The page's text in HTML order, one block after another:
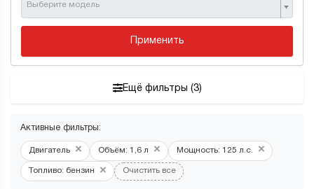
Выберите модель
Применить
Ещё фильтры (3)
Активные фильтры:
Двигатель × Объём: 1,6 л × Мощность: 125 л.с. ×
Топливо: бензин × Очистить все